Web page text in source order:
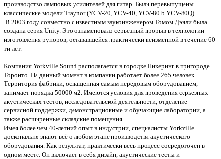
производство ламповых усилителей для гитар. Были перевыпущены
классические модели Traynor (YCV-20, YCV-40, YCV-80 b YCV-80Q).
В 2003 году совместно с известным звукоинженером Томом Дэнли была
создана серия Unity. Это ознаменовало серьезный прорыв в технологии
изготовления рупоров, остававшейся практически неизменной в течение 60-
ти лет.
Компания Yorkville Sound располагается в городке Пикеринг в пригороде
Торонто. На данный момент в компании работает более 265 человек.
Территория фабрики, оснащенная самым передовым оборудованием,
занимает порядка 50000 м2. Имеются условия для проведения серьезных
акустических тестов, исследовательской деятельности, отделение
сервисной поддержки, демонстрационные и обучающие лаборатории, а
также расширенные складские помещения.
Имея более чем 40-летний опыт в индустрии, специалисты Yorkville
досконально знают всё о любом этапе производства акустического
оборудования. Как результат, практически весь процесс сосредоточен в
одном месте. Он включает в себя дизайн, акустические тесты и